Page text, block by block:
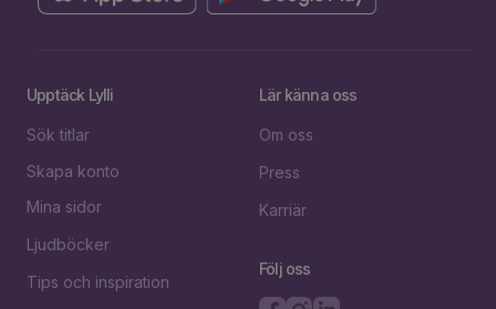
Upptäck Lylli
Sök titlar
Skapa konto
Mina sidor
Ljudböcker
Tips och inspiration
Lär känna oss
Om oss
Press
Karriär
Följ oss